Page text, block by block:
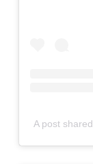
A post